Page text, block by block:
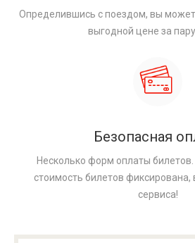
Определившись с поездом, вы
выгодной цене за
Безопасная
Несколько форм оплаты
стоимость билетов
сервиса!